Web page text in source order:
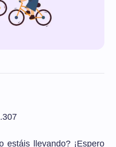
estáis llevando? ¡Espero